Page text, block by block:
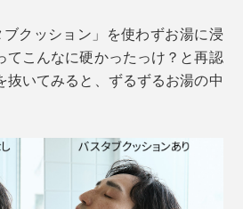
クッション」を使わずお湯に浸
てこんなに硬かったっけ？と再認
抜いてみると、ずるずるお湯の中